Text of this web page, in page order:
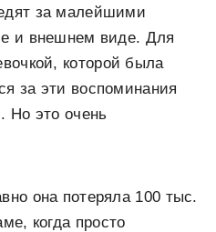
за малейшими
и внешнем виде. Для
которой была
за эти воспоминания
Но это очень
она потеряла 100 тыс.
когда просто